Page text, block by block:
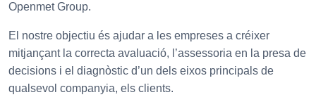
Openmet Group.
El nostre objectiu és ajudar a les empreses a créixer
mitjançant la correcta avaluació, l’assessoria en la presa de
decisions i el diagnòstic d’un dels eixos principals de
qualsevol companyia, els clients.